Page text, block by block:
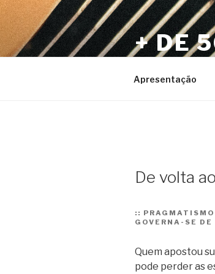
Pular
para
o
conteúdo
+ DE
Apresentação
De volta
::
GOVERNA-SE
Quem apostou
pode perder as